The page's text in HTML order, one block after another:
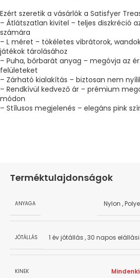
Ezért szeretik a vásárlók a Satisfyer
– Átlátszatlan kivitel – teljes diszkréció
számára
– L méret – tökéletes vibrátorok,
játékok tárolásához
– Puha, bőrbarát anyag – megóvja az
felületeket
– Zárható kialakítás – biztosan nem
– Rendkívül kedvező ár – prémium
módon
– Stílusos megjelenés – elegáns pink
Terméktulajdonságok
ANYAGA Nylon ,
JÓTÁLLÁS 1 év jótállás ,30 napos
KINEK